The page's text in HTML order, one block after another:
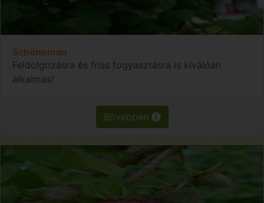
Schöneman
Feldolgozásra és friss fogyasztásra is kiválóan
alkalmas!
Bővebben